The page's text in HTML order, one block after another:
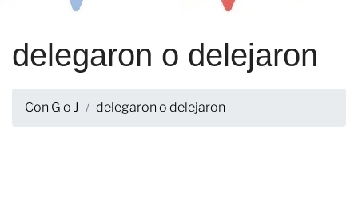
delegaron o delejaron
Con G o J delegaron o delejaron